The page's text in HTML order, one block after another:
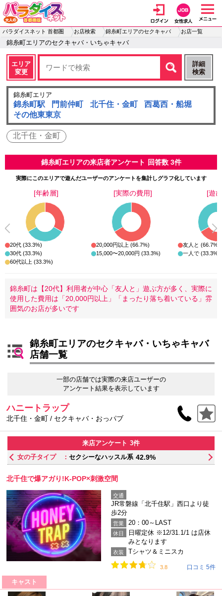
パラダイスネット 首都圏 お店検索 錦糸町エリアのセクキャバ お店一覧
錦糸町エリアのセクキャバ・いちゃキャバ
エリア
変更
詳細
検索
錦糸町エリア
錦糸町駅 門前仲町 北千住・金町
西葛西・船堀
その他東東京
北千住・金町
錦糸町エリアの来店者アンケート 回答数 3件
実際にこのエリアで遊んだユーザーのアンケートを集計しグラフ化しています
[年齢層]
20代 (33.3%)
30代 (33.3%)
60代以上 (33.3%)
[実際の費用]
20,000円以上 (66.7%)
15,000〜20,000円 (33.3%)
[遊
友人と (66.7%)
一人で (33.3%)
錦糸町は【20代】利用者が中心「友人と」遊ぶ方が多く、実際に
使用した費用は「20,000円以上」「まったり落ち着いている」雰
囲気のお店が多いです
錦糸町エリアのセクキャバ・いちゃキャバ
店舗一覧
一部の店舗では実際の来店ユーザーの
アンケート結果を表示しています
ハニートラップ
北千住・金町 / セクキャバ・おっパブ
来店アンケート 3件
女の子タイプ ： セクシーなハッスル系 42.9%
北千住で爆アガり!K-POP×刺激空間
交通
JR常磐線「北千住駅」西口より徒
歩2分
営業 20：00～LAST
休日
日曜定休 ※12/31.1/1 は店休
みとなります
衣装 Tシャツ＆ミニスカ
3.8 口コミ 5件
キャスト